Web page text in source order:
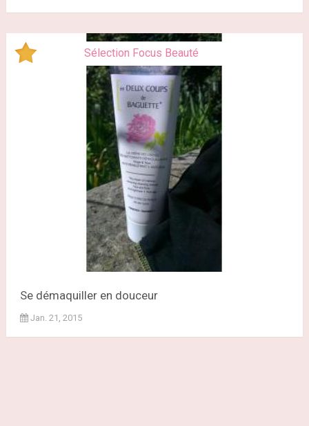
Sélection Focus Beauté
Se démaquiller en douceur
Jan. 21, 2015